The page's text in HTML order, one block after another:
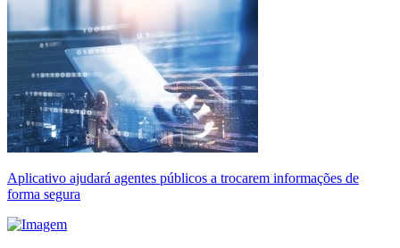
Aplicativo ajudará agentes públicos a trocarem informações de
forma segura